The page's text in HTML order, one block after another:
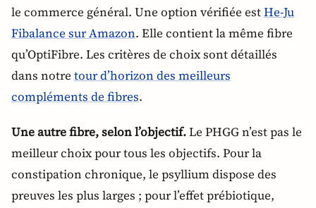
le commerce général. Une option vérifiée estHe-Ju
Fibalance sur Amazon. Elle contient la même fibre
qu’OptiFibre. Les critères de choix sont détaillés
dans notre tour d’horizon des meilleurs
compléments de fibres.
Une autre fibre, selon l’objectif.Le PHGG n’est pas le
meilleur choix pour tous les objectifs. Pour la
constipation chronique, le psyllium dispose des
preuves les plus larges ; pour l’effet prébiotique,